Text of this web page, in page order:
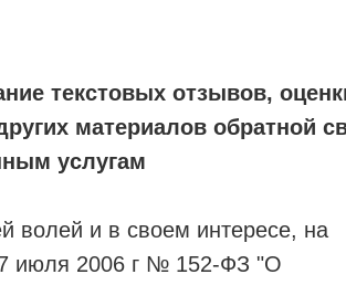
текстовых отзывов,
материалов обратной
услугам
волей и в своем интересе, на
июля 2006 г № 152-ФЗ "О